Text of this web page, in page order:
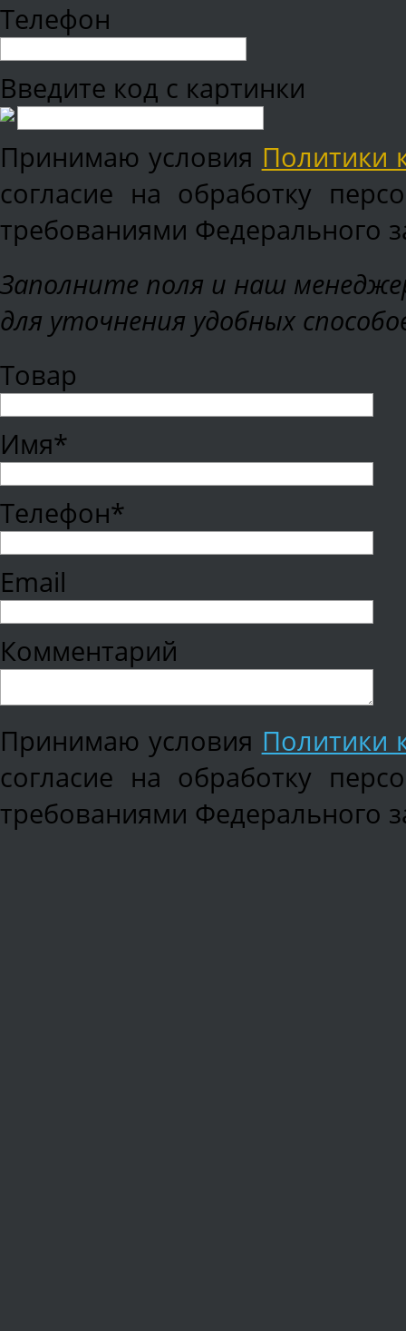
Телефон
Введите код с картинки
Принимаю условия Политики
согласие на обработку
требованиями Федерального
Заполните поля и наш
для уточнения удобных
Товар
Имя*
Телефон*
Email
Комментарий
Принимаю условия Политики
согласие на обработку
требованиями Федерального